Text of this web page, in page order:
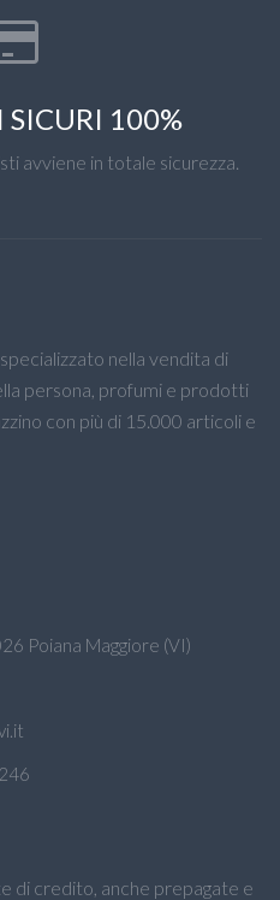
SICURI 100%
avviene in totale sicurezza.
nella vendita di
persona, profumi e prodotti
con più di 15.000 articoli e
Poiana Maggiore (VI)
di credito, anche prepagate e